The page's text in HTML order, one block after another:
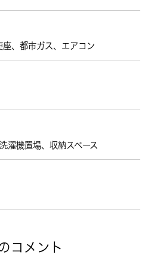
座、 都市ガス、 エアコン
濯機置場、 収納スペース
コメント